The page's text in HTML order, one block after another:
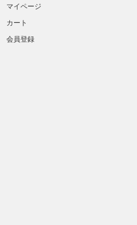
マイページ
カート
会員登録